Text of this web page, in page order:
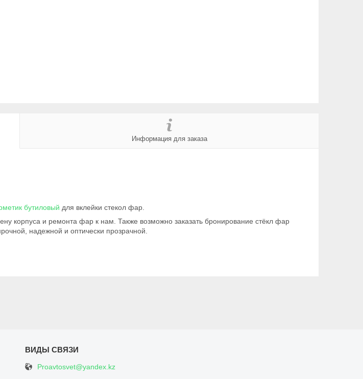
Информация для заказа
бутиловый для вклейки стекол фар.
корпуса и ремонта фар к нам. Также возможно заказать бронирование стёкл фар
надежной и оптически прозрачной.
Proavtosvet@yandex.kz